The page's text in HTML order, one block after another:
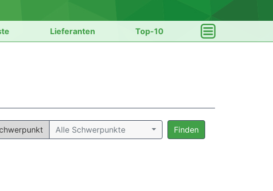
Lieferanten Top-10
Alle Schwerpunkte Finden